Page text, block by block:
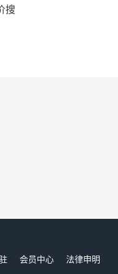
搜
会员中心
法律申明